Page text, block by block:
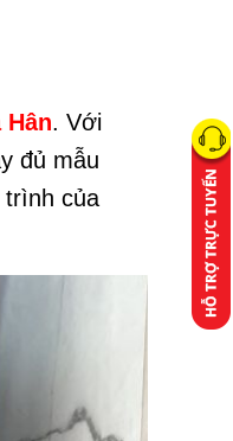
Hân. Với
đủ mẫu
trình của